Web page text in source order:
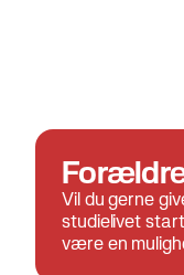
Vil du gerne
studielivet
være en